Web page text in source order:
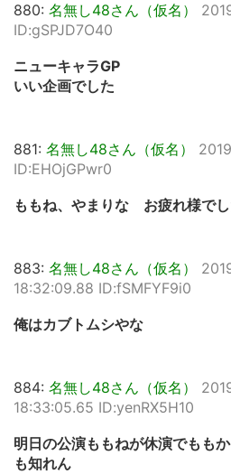
880: 名無し48さん（仮名）
ID:gSPJD7O40
ニューキャラGP
いい企画でした
881: 名無し48さん（仮名）
ID:EHOjGPwr0
ももね、やまりな お疲れ様でし
883: 名無し48さん（仮名）
18:32:09.88 ID:fSMFYF9i0
俺はカブトムシやな
884: 名無し48さん（仮名）
18:33:05.65 ID:yenRX5H10
明日の公演ももねが休演でもも
も知れん